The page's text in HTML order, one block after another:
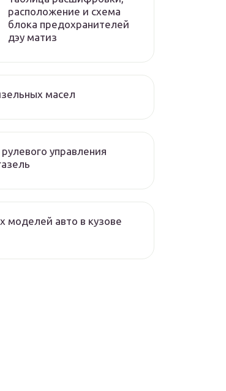
расположение и схема
блока предохранителей
дэу матиз
масел
управления
моделей авто в кузове